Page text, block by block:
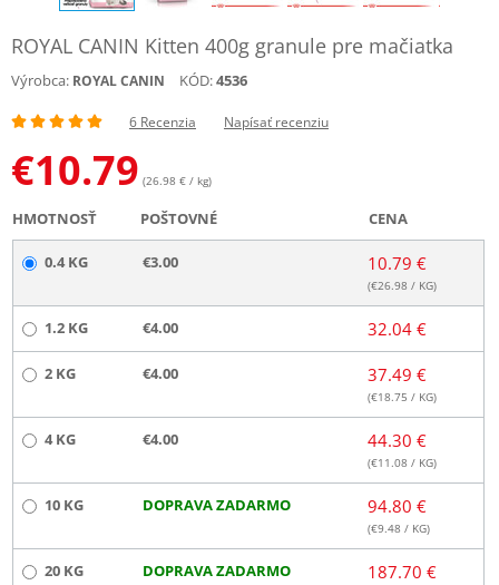
ROYAL CANIN Kitten 400g granule pre mačiatka
Výrobca: ROYAL CANIN KÓD:4536
6 Recenzia Napísať recenziu
€10.79 (26.98 € / kg)
HMOTNOSŤ POŠTOVNÉ CENA
0.4 KG €3.00 10.79 €
(€26.98 / KG)
1.2 KG €4.00 32.04 €
2 KG €4.00 37.49 €
(€18.75 / KG)
4 KG €4.00 44.30 €
(€11.08 / KG)
10 KG DOPRAVA ZADARMO 94.80 €
(€9.48 / KG)
20 KG DOPRAVA ZADARMO 187.70 €